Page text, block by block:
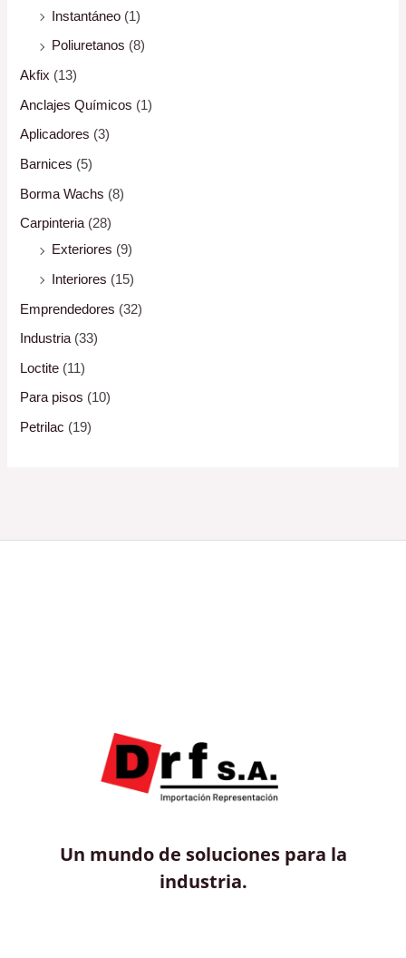
Instantáneo (1)
Poliuretanos (8)
Akfix (13)
Anclajes Químicos (1)
Aplicadores (3)
Barnices (5)
Borma Wachs (8)
Carpinteria (28)
Exteriores (9)
Interiores (15)
Emprendedores (32)
Industria (33)
Loctite (11)
Para pisos (10)
Petrilac (19)
Un mundo de soluciones para la
industria.